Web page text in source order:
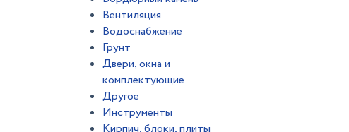
Вентиляция
Водоснабжение
Грунт
Двери, окна и
комплектующие
Другое
Инструменты